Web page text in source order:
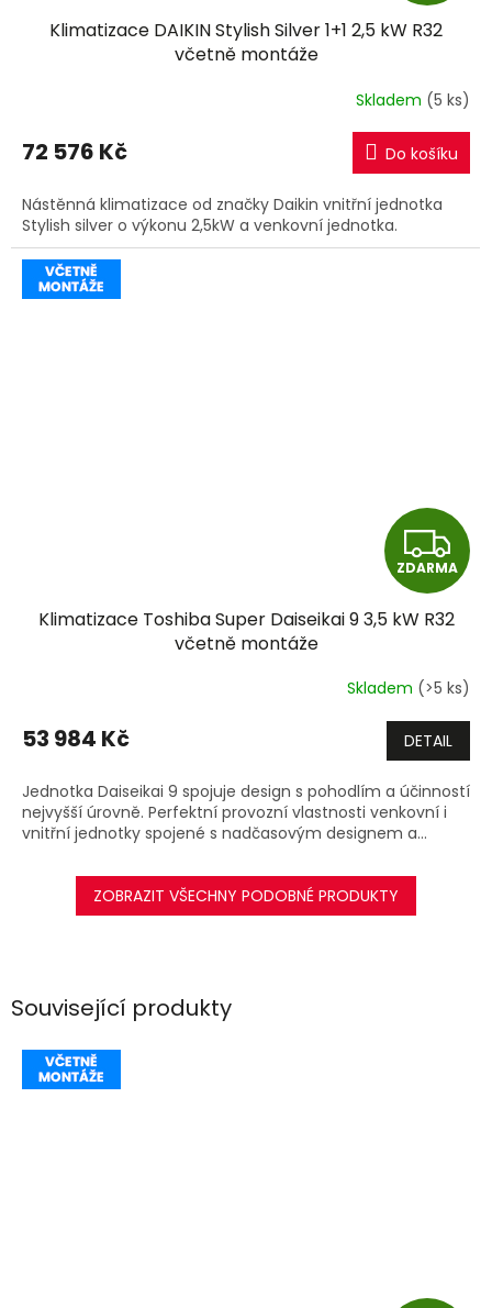
Související produkty
R
M
A
Klimatizace DAIKIN Stylish Silver 1+1 2,5 kW R32
včetně montáže
Skladem (5 ks)
72 576 Kč Do košíku
Nástěnná klimatizace od značky Daikin vnitřní jednotka
Stylish silver o výkonu 2,5kW a venkovní jednotka.
Z
D
A
R
M
A
ZDARMA
Klimatizace Toshiba Super Daiseikai 9 3,5 kW R32
včetně montáže
Skladem (>5 ks)
53 984 Kč DETAIL
Jednotka Daiseikai 9 spojuje design s pohodlím a účinností
nejvyšší úrovně. Perfektní provozní vlastnosti venkovní i
vnitřní jednotky spojené s nadčasovým designem a...
ZOBRAZIT VŠECHNY PODOBNÉ PRODUKTY